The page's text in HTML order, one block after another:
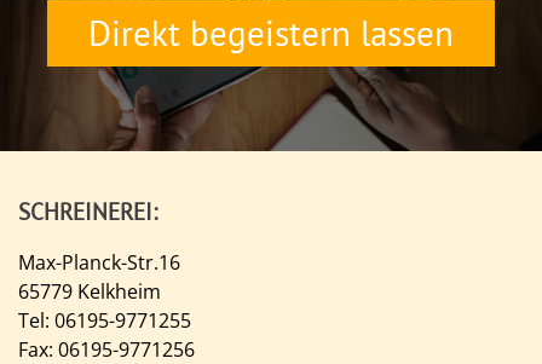
Direkt begeistern lassen
SCHREINEREI:
Max-Planck-Str.16
65779 Kelkheim
Tel: 06195-9771255
Fax: 06195-9771256